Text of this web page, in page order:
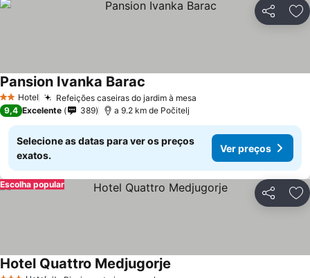
Partilhar
2 Estrelas
Hotel Refeições caseiras do jardim à mesa
Pansion Ivanka Barac
9,4 Excelente 389 a 9.2 km de Počitelj
Selecione as datas para ver os preços
exatos.
Ver preços
Partilhar
Escolha popular
Hotel Quattro Medjugorje